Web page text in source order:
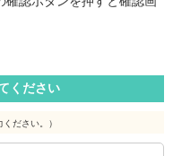
ください
ださい。）